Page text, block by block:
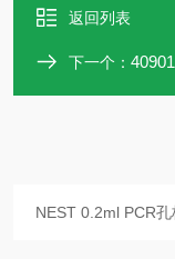
返回列表
下一个：